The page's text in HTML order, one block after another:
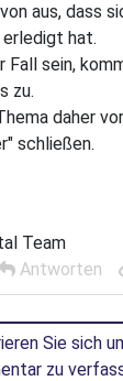
aus, dass
hat.
sein,
zu.
daher
schließen.
Team
Antworten
Sie sich
zu